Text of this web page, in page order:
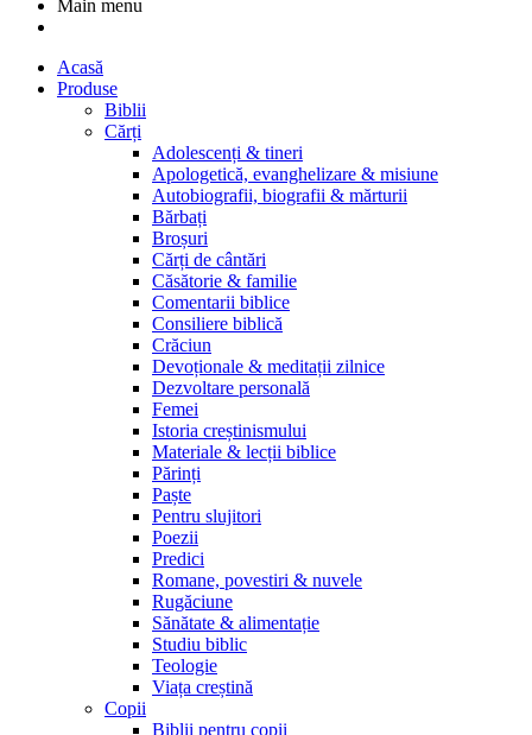
Main menu
Acasă
Produse
Biblii
Cărți
Adolescenți & tineri
Apologetică, evanghelizare & misiune
Autobiografii, biografii & mărturii
Bărbați
Broșuri
Cărți de cântări
Căsătorie & familie
Comentarii biblice
Consiliere biblică
Crăciun
Devoționale & meditații zilnice
Dezvoltare personală
Femei
Istoria creștinismului
Materiale & lecții biblice
Părinți
Paște
Pentru slujitori
Poezii
Predici
Romane, povestiri & nuvele
Rugăciune
Sănătate & alimentație
Studiu biblic
Teologie
Viața creștină
Copii
Biblii pentru copii